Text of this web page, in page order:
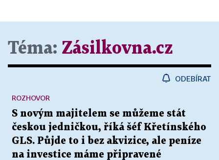
Téma: Zásilkovna.cz
ODEBÍRAT
S novým majitelem se můžeme stát
českou jedničkou, říká šéf Křetínského
GLS. Půjde to i bez akvizice, ale peníze
na investice máme připravené
ROZHOVOR